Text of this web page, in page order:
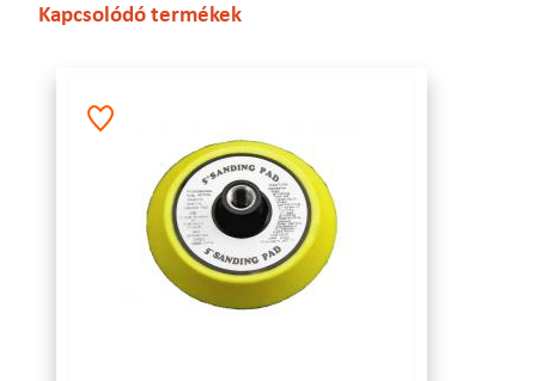
Kapcsolódó termékek